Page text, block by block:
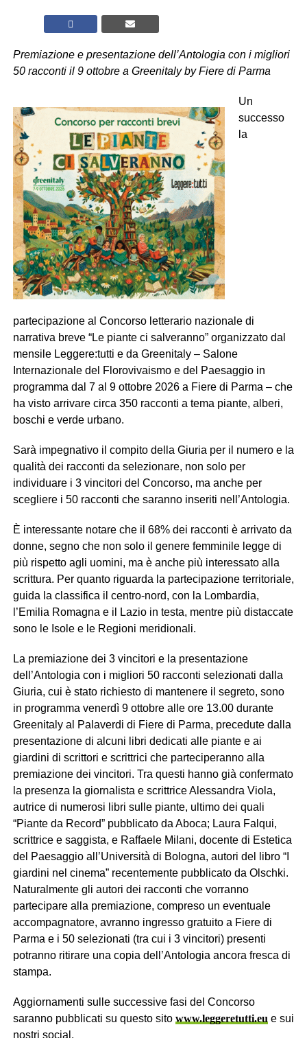
Premiazione e presentazione dell’Antologia con i migliori
50 racconti il 9 ottobre a Greenitaly by Fiere di Parma
Un
successo
la
partecipazione al Concorso letterario nazionale di
narrativa breve “Le piante ci salveranno” organizzato dal
mensile Leggere:tutti e da Greenitaly – Salone
Internazionale del Florovivaismo e del Paesaggio in
programma dal 7 al 9 ottobre 2026 a Fiere di Parma – che
ha visto arrivare circa 350 racconti a tema piante, alberi,
boschi e verde urbano.
Sarà impegnativo il compito della Giuria per il numero e la
qualità dei racconti da selezionare, non solo per
individuare i 3 vincitori del Concorso, ma anche per
scegliere i 50 racconti che saranno inseriti nell’Antologia.
È interessante notare che il 68% dei racconti è arrivato da
donne, segno che non solo il genere femminile legge di
più rispetto agli uomini, ma è anche più interessato alla
scrittura. Per quanto riguarda la partecipazione territoriale,
guida la classifica il centro-nord, con la Lombardia,
l’Emilia Romagna e il Lazio in testa, mentre più distaccate
sono le Isole e le Regioni meridionali.
La premiazione dei 3 vincitori e la presentazione
dell’Antologia con i migliori 50 racconti selezionati dalla
Giuria, cui è stato richiesto di mantenere il segreto, sono
in programma venerdì 9 ottobre alle ore 13.00 durante
Greenitaly al Palaverdi di Fiere di Parma, precedute dalla
presentazione di alcuni libri dedicati alle piante e ai
giardini di scrittori e scrittrici che parteciperanno alla
premiazione dei vincitori. Tra questi hanno già confermato
la presenza la giornalista e scrittrice Alessandra Viola,
autrice di numerosi libri sulle piante, ultimo dei quali
“Piante da Record” pubblicato da Aboca; Laura Falqui,
scrittrice e saggista, e Raffaele Milani, docente di Estetica
del Paesaggio all’Università di Bologna, autori del libro “I
giardini nel cinema” recentemente pubblicato da Olschki.
Naturalmente gli autori dei racconti che vorranno
partecipare alla premiazione, compreso un eventuale
accompagnatore, avranno ingresso gratuito a Fiere di
Parma e i 50 selezionati (tra cui i 3 vincitori) presenti
potranno ritirare una copia dell’Antologia ancora fresca di
stampa.
Aggiornamenti sulle successive fasi del Concorso
saranno pubblicati su questo sito www.leggeretutti.eu e sui
nostri social.